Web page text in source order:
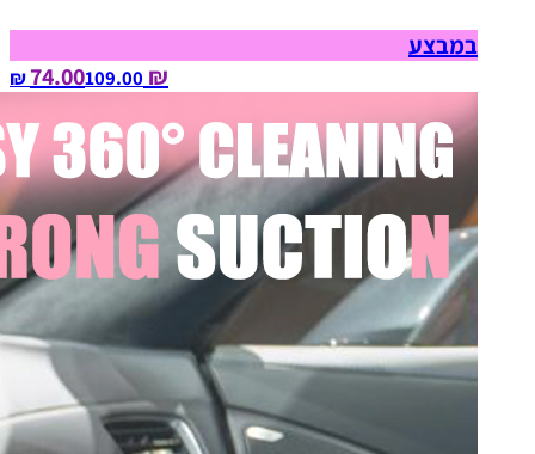
במבצע
₪ 74.00
109.00‏ ₪